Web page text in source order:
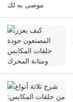
موصى به لك